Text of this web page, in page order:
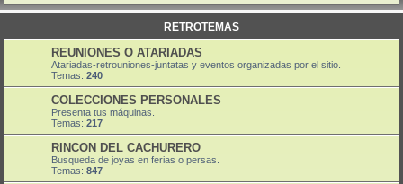
RETROTEMAS
REUNIONES O ATARIADAS
Atariadas-retrouniones-juntatas y eventos organizadas por el sitio.
Temas: 240
COLECCIONES PERSONALES
Presenta tus máquinas.
Temas: 217
RINCON DEL CACHURERO
Busqueda de joyas en ferias o persas.
Temas: 847